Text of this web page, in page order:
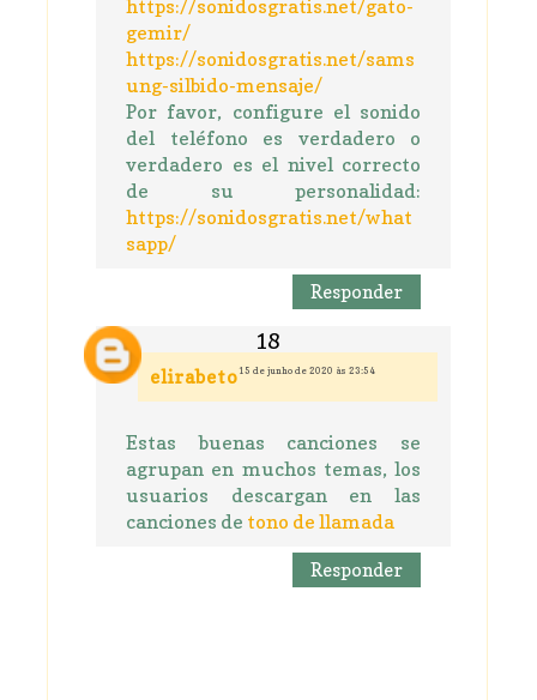
https://sonidosgratis.net/gato-
gemir/
https://sonidosgratis.net/sams
ung-silbido-mensaje/
Por favor, configure el sonido
del teléfono es verdadero o
verdadero es el nivel correcto
de su personalidad:
https://sonidosgratis.net/what
sapp/
Responder
elirabeto 15 de junho de 2020 às 23:54
Estas buenas canciones se
agrupan en muchos temas, los
usuarios descargan en las
canciones de tono de llamada
Responder